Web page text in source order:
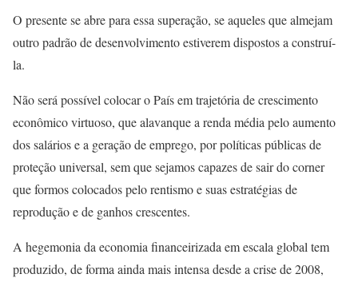
O presente se abre para essa superação, se aqueles que almejam
outro padrão de desenvolvimento estiverem dispostos a construí-
la.
Não será possível colocar o País em trajetória de crescimento
econômico virtuoso, que alavanque a renda média pelo aumento
dos salários e a geração de emprego, por políticas públicas de
proteção universal, sem que sejamos capazes de sair do corner
que formos colocados pelo rentismo e suas estratégias de
reprodução e de ganhos crescentes.
A hegemonia da economia financeirizada em escala global tem
produzido, de forma ainda mais intensa desde a crise de 2008,